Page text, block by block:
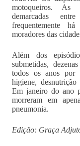
motoqueiros. As
demarcadas
frequentemente
moradores das
Além dos
submetidas,
todos os anos por
higiene,
Em janeiro do ano
morreram em
pneumonia.
Edição: Graça